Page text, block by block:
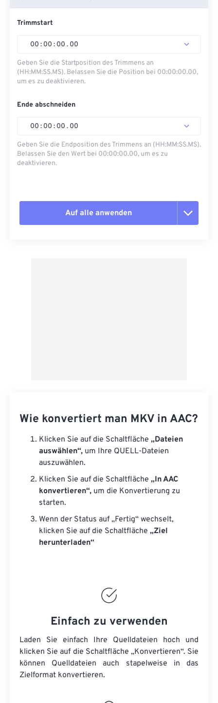
Trimmstart
00 : 00 : 00 . 00
Geben Sie die Startposition des Trimmens an
(HH:MM:SS.MS). Belassen Sie die Position bei 00:00:00.00,
um es zu deaktivieren.
Ende abschneiden
00 : 00 : 00 . 00
Geben Sie die Endposition des Trimmens an (HH:MM:SS.MS).
Belassen Sie den Wert bei 00:00:00.00, um es zu
deaktivieren.
Auf alle anwenden
Wie konvertiert man MKV in AAC?
Klicken Sie auf die Schaltfläche „Dateien
auswählen“, um Ihre QUELL-Dateien
auszuwählen.
Klicken Sie auf die Schaltfläche „In AAC
konvertieren“, um die Konvertierung zu
starten.
Wenn der Status auf „Fertig“ wechselt,
klicken Sie auf die Schaltfläche „Ziel
herunterladen“
Einfach zu verwenden
Laden Sie einfach Ihre Quelldateien hoch und
klicken Sie auf die Schaltfläche „Konvertieren“. Sie
können Quelldateien auch stapelweise in das
Zielformat konvertieren.